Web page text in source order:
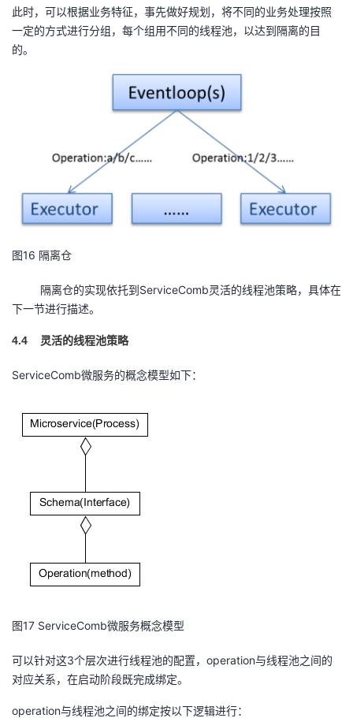
此时，可以根据业务特征，事先做好规划，将不同的业务处理按照
一定的方式进行分组，每个组用不同的线程池，以达到隔离的目
的。
图16 隔离仓
隔离仓的实现依托到ServiceComb灵活的线程池策略，具体在
下一节进行描述。
4.4 灵活的线程池策略
ServiceComb微服务的概念模型如下：
图17 ServiceComb微服务概念模型
可以针对这3个层次进行线程池的配置，operation与线程池之间的
对应关系，在启动阶段既完成绑定。
operation与线程池之间的绑定按以下逻辑进行：